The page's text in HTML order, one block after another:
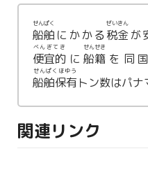
船舶
せんぱく
にかかる税金
ぜいきん
が
便宜的
べんぎてき
に 船籍
せんせき
を同
船舶保有
せんぱくほゆう
トン数はパ
関連リンク